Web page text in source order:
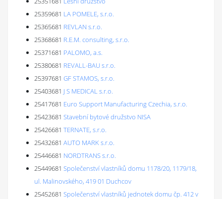
25359681 LA POMELE, s.r.o.
25365681 REVLAN s.r.o.
25368681 R.E.M. consulting, s.r.o.
25371681 PALOMO, a.s.
25380681 REVALL-BAU s.r.o.
25397681 GF STAMOS, s.r.o.
25403681 J S MEDICAL s.r.o.
25417681 Euro Support Manufacturing Czechia, s.r.o.
25423681 Stavební bytové družstvo NISA
25426681 TERNATE, s.r.o.
25432681 AUTO MARK s.r.o.
25446681 NORDTRANS s.r.o.
25449681 Společenství vlastníků domu 1178/20, 1179/18,
ul. Malinovského, 419 01 Duchcov
25452681 Společenství vlastníků jednotek domu čp. 412 v